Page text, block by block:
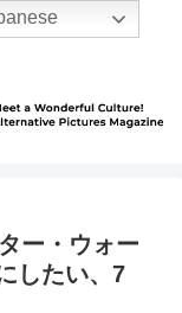
ー・ウォー
したい、7